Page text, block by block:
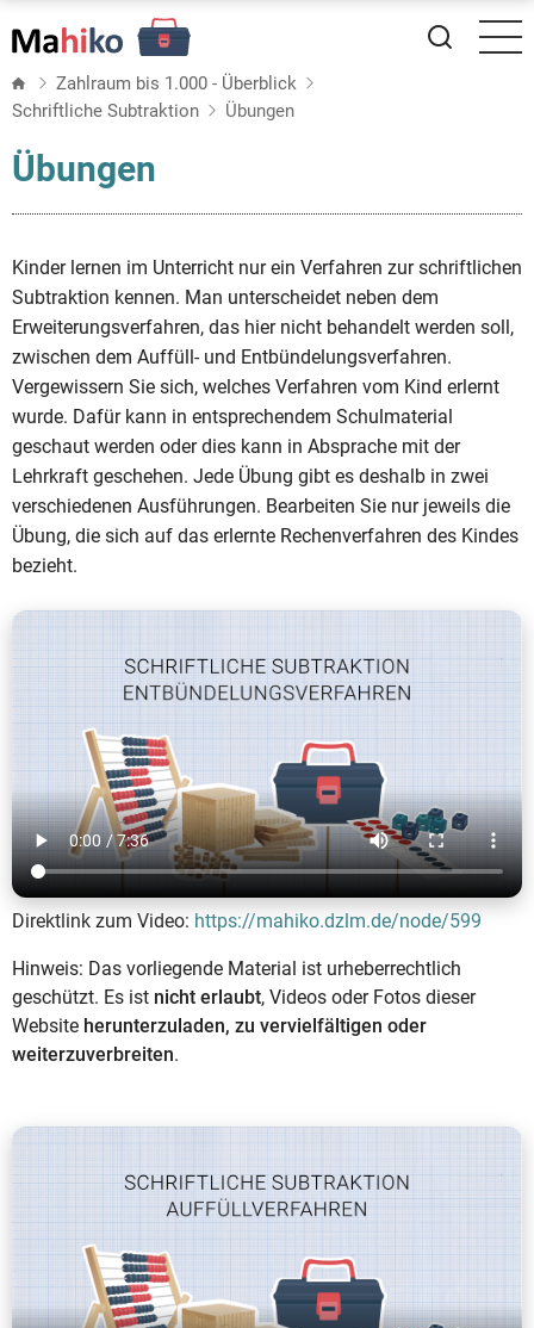
zum
Inhalt Zahlraum bis 1.000 - Überblick
Schriftliche Subtraktion
Übungen
Übungen
Kinder lernen im Unterricht nur ein Verfahren zur schriftlichen
Subtraktion kennen. Man unterscheidet neben dem
Erweiterungsverfahren, das hier nicht behandelt werden soll,
zwischen dem Auffüll- und Entbündelungsverfahren.
Vergewissern Sie sich, welches Verfahren vom Kind erlernt
wurde. Dafür kann in entsprechendem Schulmaterial
geschaut werden oder dies kann in Absprache mit der
Lehrkraft geschehen. Jede Übung gibt es deshalb in zwei
verschiedenen Ausführungen. Bearbeiten Sie nur jeweils die
Übung, die sich auf das erlernte Rechenverfahren des Kindes
bezieht.
Direktlink zum Video: https://mahiko.dzlm.de/node/599
Hinweis: Das vorliegende Material ist urheberrechtlich
geschützt. Es ist nicht erlaubt, Videos oder Fotos dieser
Website herunterzuladen, zu vervielfältigen oder
weiterzuverbreiten.